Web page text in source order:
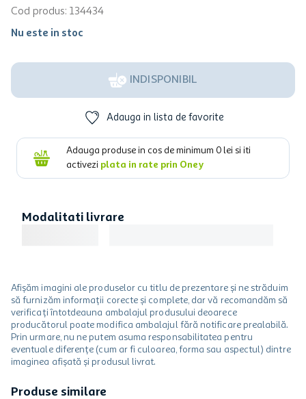
Cod produs: 134434
Nu este in stoc
INDISPONIBIL
Adauga in lista de favorite
Adauga produse in cos de minimum 0 lei si iti
activezi plata in rate prin Oney
Modalitati livrare
Afișăm imagini ale produselor cu titlu de prezentare și ne străduim
să furnizăm informații corecte și complete, dar vă recomandăm să
verificați întotdeauna ambalajul produsului deoarece
producătorul poate modifica ambalajul fără notificare prealabilă.
Prin urmare, nu ne putem asuma responsabilitatea pentru
eventuale diferențe (cum ar fi culoarea, forma sau aspectul) dintre
imaginea afișată și produsul livrat.
Produse similare